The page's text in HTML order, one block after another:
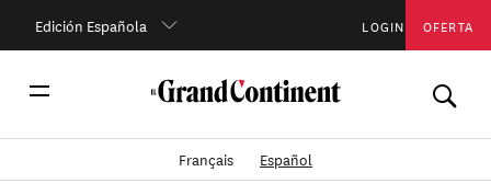
Edición Española LOGIN OFERTA
Français Español